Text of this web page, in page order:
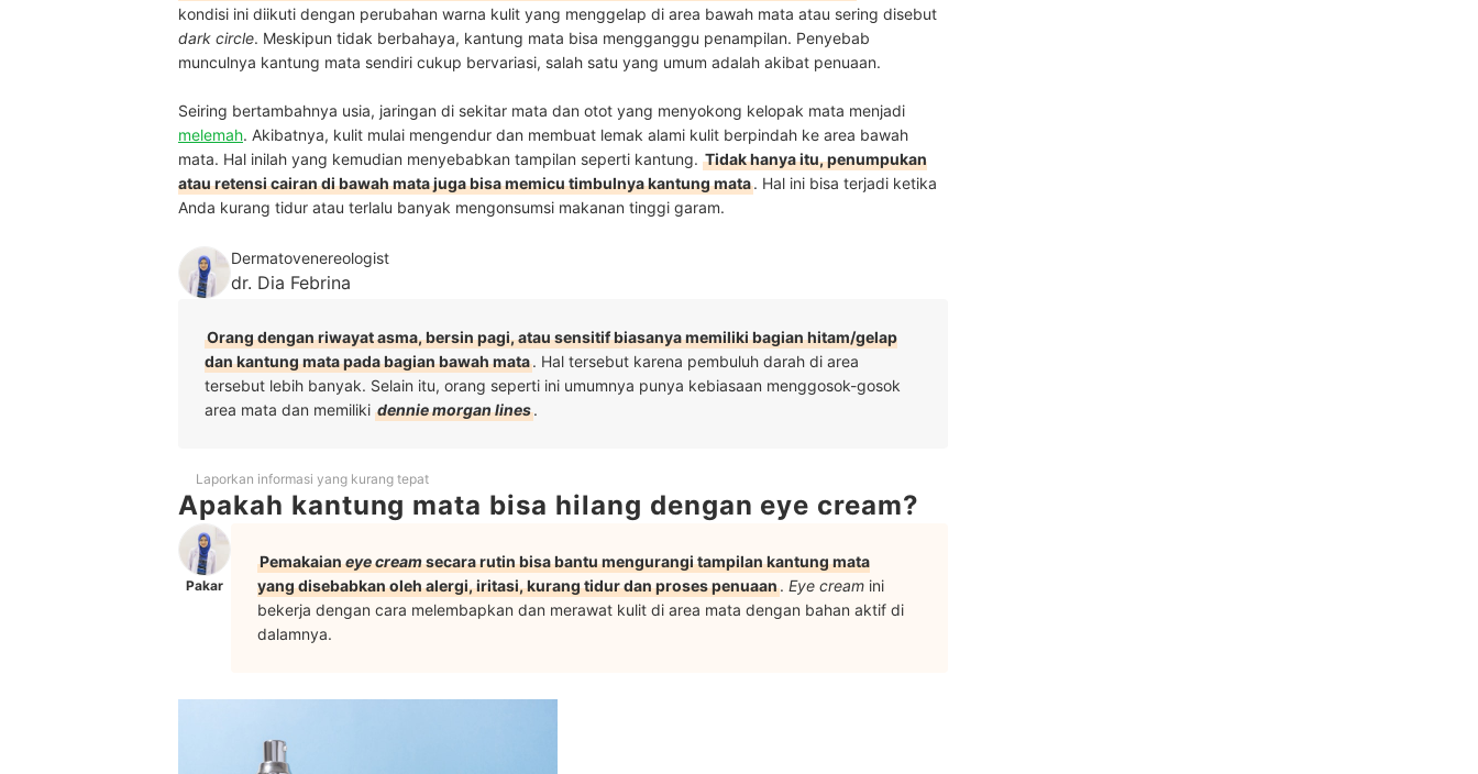
kondisi ini diikuti dengan perubahan warna kulit yang menggelap di area bawah mata atau sering disebut
dark circle. Meskipun tidak berbahaya, kantung mata bisa mengganggu penampilan. Penyebab
munculnya kantung mata sendiri cukup bervariasi, salah satu yang umum adalah akibat penuaan.
Seiring bertambahnya usia, jaringan di sekitar mata dan otot yang menyokong kelopak mata menjadi
melemah. Akibatnya, kulit mulai mengendur dan membuat lemak alami kulit berpindah ke area bawah
mata. Hal inilah yang kemudian menyebabkan tampilan seperti kantung. Tidak hanya itu, penumpukan
atau retensi cairan di bawah mata juga bisa memicu timbulnya kantung mata. Hal ini bisa terjadi ketika
Anda kurang tidur atau terlalu banyak mengonsumsi makanan tinggi garam.
Dermatovenereologist
dr. Dia Febrina
Orang dengan riwayat asma, bersin pagi, atau sensitif biasanya memiliki bagian hitam/gelap
dan kantung mata pada bagian bawah mata. Hal tersebut karena pembuluh darah di area
tersebut lebih banyak. Selain itu, orang seperti ini umumnya punya kebiasaan menggosok-gosok
area mata dan memiliki dennie morgan lines.
Laporkan informasi yang kurang tepat
Apakah kantung mata bisa hilang dengan eye cream?
Pakar
Pemakaianeye creamsecara rutin bisa bantu mengurangi tampilan kantung mata
yang disebabkan oleh alergi, iritasi, kurang tidur dan proses penuaan. Eye cream ini
bekerja dengan cara melembapkan dan merawat kulit di area mata dengan bahan aktif di
dalamnya.